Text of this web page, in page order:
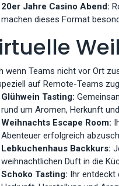
20er Jahre Casino Abend:
machen dieses Format
wenn Teams nicht vor Ort
auf Remote-Teams
Glühwein Tasting:
rund um Aromen, Herkunft
Weihnachts Escape Room:
Abenteuer erfolgreich
Lebkuchenhaus Backkurs:
weihnachtlichen Duft in die
Schoko Tasting: Ihr entdeckt